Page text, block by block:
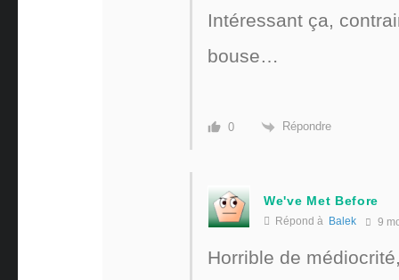
Intéressant ça,
bouse…
0 Répondre
We've Met Before
Répond à Balek 9
Horrible de